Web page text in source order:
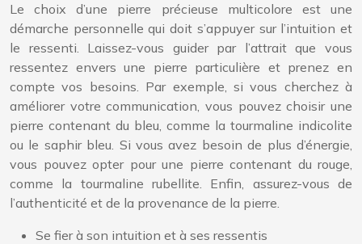
Le choix d’une pierre précieuse multicolore est une
démarche personnelle qui doit s’appuyer sur l’intuition et
le ressenti. Laissez-vous guider par l’attrait que vous
ressentez envers une pierre particulière et prenez en
compte vos besoins. Par exemple, si vous cherchez à
améliorer votre communication, vous pouvez choisir une
pierre contenant du bleu, comme la tourmaline indicolite
ou le saphir bleu. Si vous avez besoin de plus d’énergie,
vous pouvez opter pour une pierre contenant du rouge,
comme la tourmaline rubellite. Enfin, assurez-vous de
l’authenticité et de la provenance de la pierre.
Se fier à son intuition et à ses ressentis